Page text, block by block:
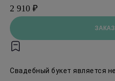
2 910 ₽
Свадебный букет является